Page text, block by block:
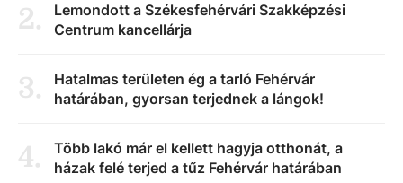
2.
Lemondott a Székesfehérvári Szakképzési
Centrum kancellárja
3.
Hatalmas területen ég a tarló Fehérvár
határában, gyorsan terjednek a lángok!
4.
Több lakó már el kellett hagyja otthonát, a
házak felé terjed a tűz Fehérvár határában